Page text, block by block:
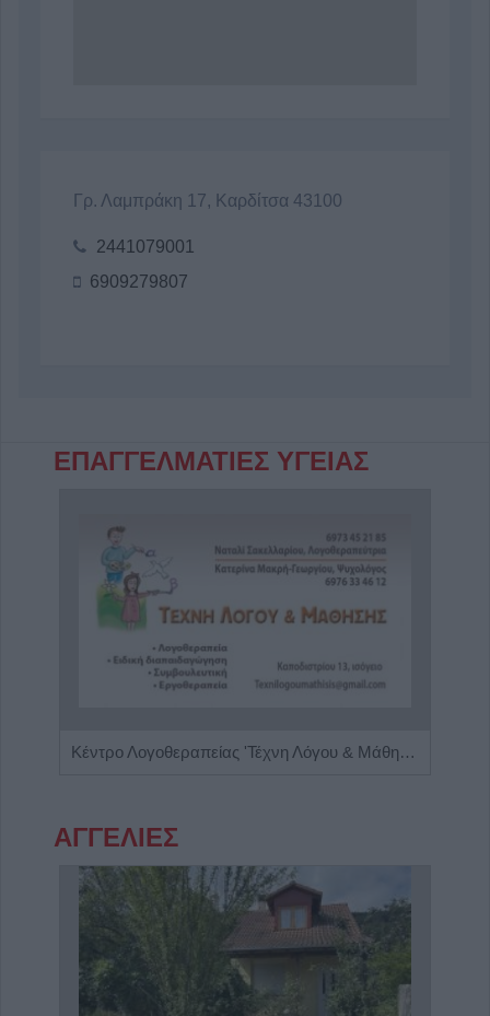
Γρ. Λαμπράκη 17, Καρδίτσα 43100
2441079001
6909279807
ΕΠΑΓΓΕΛΜΑΤΙΕΣ ΥΓΕΙΑΣ
Κέντρο Λογοθεραπείας 'Τέχνη Λόγου & Μάθησης'
ΑΓΓΕΛΙΕΣ